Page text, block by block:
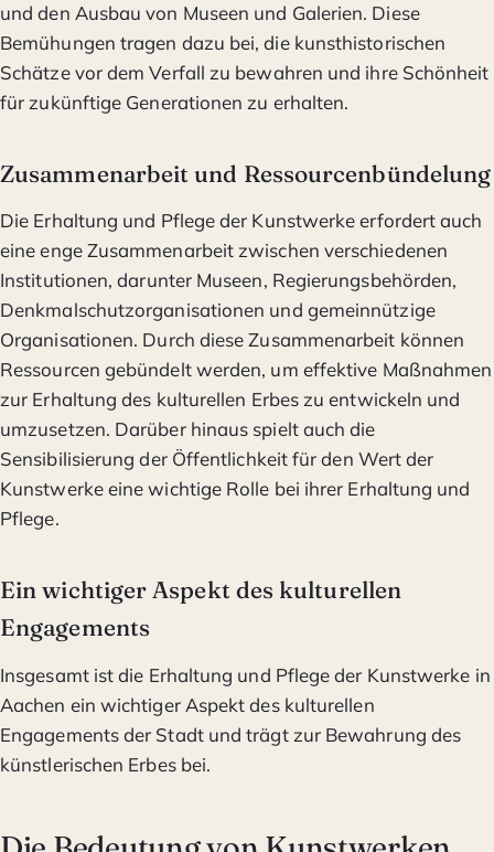
und den Ausbau von Museen und Galerien. Diese
Bemühungen tragen dazu bei, die kunsthistorischen
Schätze vor dem Verfall zu bewahren und ihre Schönheit
für zukünftige Generationen zu erhalten.
Zusammenarbeit und Ressourcenbündelung
Die Erhaltung und Pflege der Kunstwerke erfordert auch
eine enge Zusammenarbeit zwischen verschiedenen
Institutionen, darunter Museen, Regierungsbehörden,
Denkmalschutzorganisationen und gemeinnützige
Organisationen. Durch diese Zusammenarbeit können
Ressourcen gebündelt werden, um effektive Maßnahmen
zur Erhaltung des kulturellen Erbes zu entwickeln und
umzusetzen. Darüber hinaus spielt auch die
Sensibilisierung der Öffentlichkeit für den Wert der
Kunstwerke eine wichtige Rolle bei ihrer Erhaltung und
Pflege.
Ein wichtiger Aspekt des kulturellen
Engagements
Insgesamt ist die Erhaltung und Pflege der Kunstwerke in
Aachen ein wichtiger Aspekt des kulturellen
Engagements der Stadt und trägt zur Bewahrung des
künstlerischen Erbes bei.